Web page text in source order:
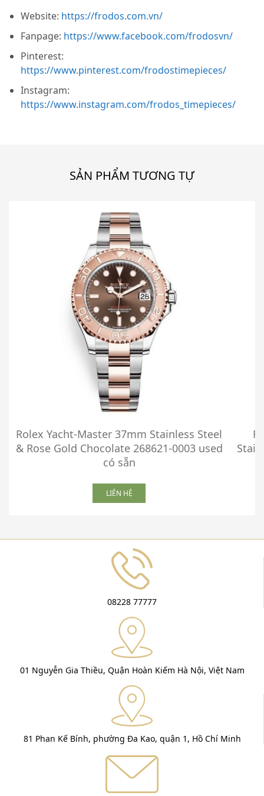
Website: https://frodos.com.vn/
Fanpage: https://www.facebook.com/frodosvn/
Pinterest:
https://www.pinterest.com/frodostimepieces/
Instagram:
https://www.instagram.com/frodos_timepieces/
SẢN PHẨM TƯƠNG TỰ
Rolex Yacht-Master 37mm Stainless Steel
& Rose Gold Chocolate 268621-0003 used
có sẵn
LIÊN HỆ
08228 77777
01 Nguyễn Gia Thiều, Quận Hoàn Kiếm Hà Nội, Việt Nam
81 Phan Kế Bính, phường Đa Kao, quận 1, Hồ Chí Minh